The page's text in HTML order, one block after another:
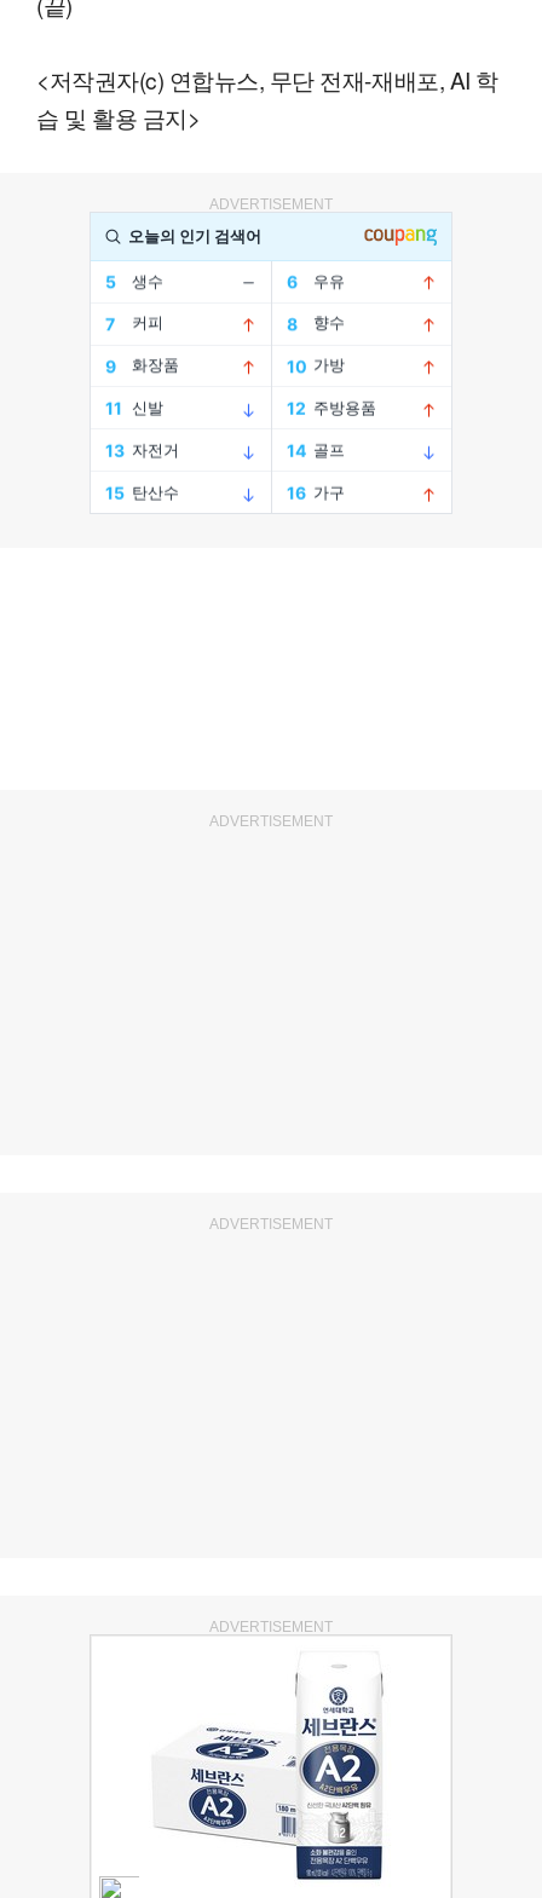
<저작권자(c) 연합뉴스, 무단 전재-재배포, AI 학
습 및 활용 금지>
ADVERTISEMENT
ADVERTISEMENT
ADVERTISEMENT
ADVERTISEMENT